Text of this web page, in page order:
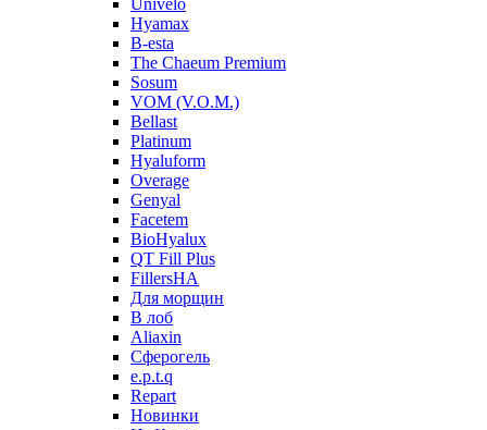
Univelo
Hyamax
B-esta
The Chaeum Premium
Sosum
VOM (V.O.M.)
Bellast
Platinum
Hyaluform
Overage
Genyal
Facetem
BioHyalux
QT Fill Plus
FillersHA
Для морщин
В лоб
Aliaxin
Сферогель
e.p.t.q
Repart
Новинки